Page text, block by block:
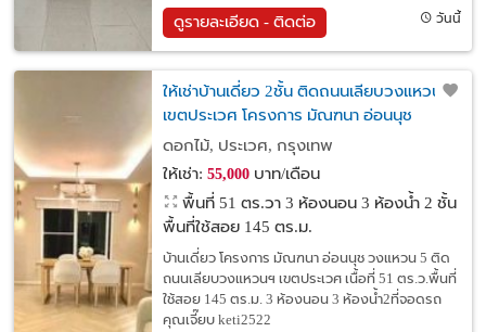
ดูรายละเอียด - ติดต่อ วันนี้
ให้เช่าบ้านเดี่ยว 2ชั้น ติดถนนเลียบวงแหวนฯ
เขตประเวศ โครงการ มัณฑนา อ่อนนุช
วงแหวน 5
ดอกไม้, ประเวศ, กรุงเทพ
ให้เช่า: 55,000บาท/เดือน
พื้นที่ 51 ตร.วา 3 ห้องนอน 3 ห้องน้ำ 2 ชั้น
พื้นที่ใช้สอย 145 ตร.ม.
บ้านเดี่ยว โครงการ มัณฑนา อ่อนนุช วงแหวน 5 ติด
ถนนเลียบวงแหวนฯ เขตประเวศ เนื้อที่ 51 ตร.ว.พื้นที่
ใช้สอย 145 ตร.ม. 3 ห้องนอน 3 ห้องน้ำ2ที่จอดรถ
คุณเจี๊ยบ keti2522